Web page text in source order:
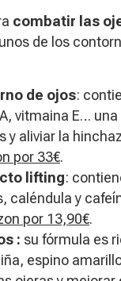
combatir las
de los
de ojos:
vitmaina E…
aliviar la
por 33€.
lifting:
caléndula y
por 13,90€.
: su fórmula es
espino